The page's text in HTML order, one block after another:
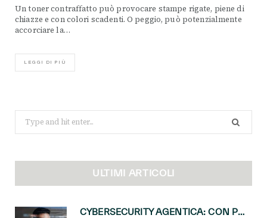
Un toner contraffatto può provocare stampe rigate, piene di
chiazze e con colori scadenti. O peggio, può potenzialmente
accorciare la…
LEGGI DI PIÙ
Search
for:
ULTIMI ARTICOLI
CYBERSECURITY AGENTICA: CON PERCEPTION E MAI-CYBER-1-FLASH MICROSOFT APRE NUOVI SERVIZI PER IL CANALE